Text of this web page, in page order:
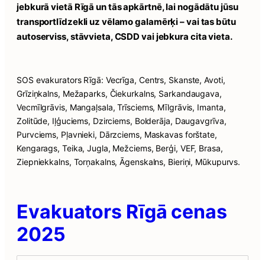
jebkurā vietā Rīgā un tās apkārtnē, lai nogādātu jūsu
transportlīdzekli uz vēlamo galamērķi – vai tas būtu
autoserviss, stāvvieta, CSDD vai jebkura cita vieta.
SOS evakurators Rīgā: Vecrīga, Centrs, Skanste, Avoti,
Grīziņkalns, Mežaparks, Čiekurkalns, Sarkandaugava,
Vecmīlgrāvis, Mangaļsala, Trīsciems, Mīlgrāvis, Imanta,
Zolitūde, Iļģuciems, Dzirciems, Bolderāja, Daugavgrīva,
Purvciems, Pļavnieki, Dārzciems, Maskavas forštate,
Kengarags, Teika, Jugla, Mežciems, Berģi, VEF, Brasa,
Ziepniekkalns, Torņakalns, Āgenskalns, Bieriņi, Mūkupurvs.
Evakuators Rīgā cenas
2025